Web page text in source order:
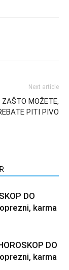
Next article
MOŽETE,
PITI PIVO
DO
karma
DO
karma